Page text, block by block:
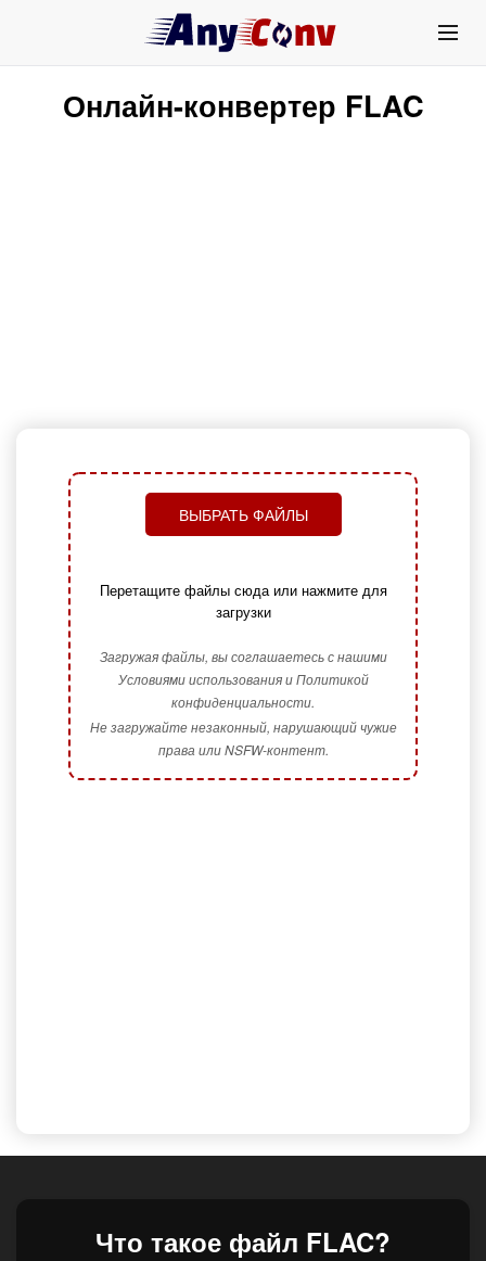
Онлайн-конвертер FLAC
ВЫБРАТЬ ФАЙЛЫ
Перетащите файлы сюда или нажмите для
загрузки
Загружая файлы, вы соглашаетесь с нашими
Условиями использования и Политикой
конфиденциальности.
Не загружайте незаконный, нарушающий чужие
права или NSFW-контент.
Что такое файл FLAC?